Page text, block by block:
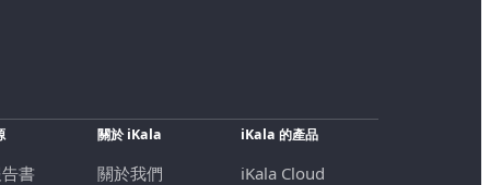
書
關於 iKala
關於我們
iKala 的產品
iKala Cloud